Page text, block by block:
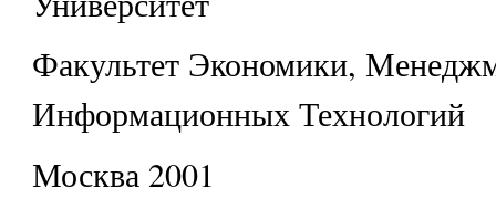
Факультет Экономики,
Информационных Технологий
Москва 2001